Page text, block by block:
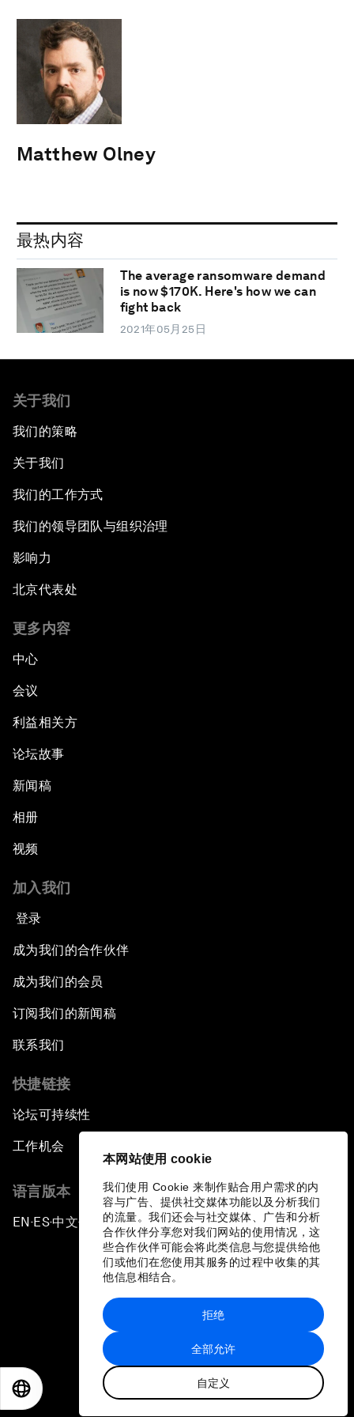
本网站使用 cookie
我们使用 Cookie 来制作贴合用户需求的内
容与广告、提供社交媒体功能以及分析我们
的流量。我们还会与社交媒体、广告和分析
合作伙伴分享您对我们网站的使用情况，这
些合作伙伴可能会将此类信息与您提供给他
们或他们在您使用其服务的过程中收集的其
他信息相结合。
全部允许
自定义
拒绝
Matthew Olney
最热内容
The average ransomware demand
is now $170K. Here's how we can
fight back
2021年05月25日
关于我们
我们的策略
关于我们
我们的工作方式
我们的领导团队与组织治理
影响力
北京代表处
更多内容
中心
会议
利益相关方
论坛故事
新闻稿
相册
视频
加入我们
登录
成为我们的合作伙伴
成为我们的会员
订阅我们的新闻稿
联系我们
快捷链接
论坛可持续性
工作机会
语言版本
EN ▪ ES▪中文▪ 日本語
站点地图
世界经济论坛